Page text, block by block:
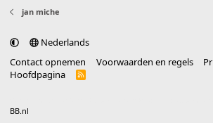
jan miche
Nederlands
Contact opnemen
Voorwaarden en regels
Hoofdpagina
R
BB.nl